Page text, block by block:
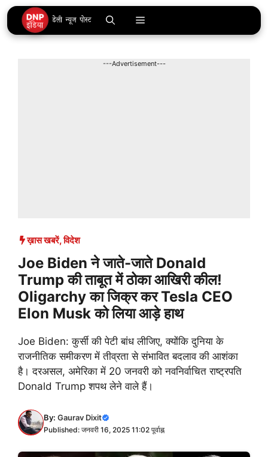
Skip
to
content
Menu
---Advertisement---
ख़ास खबरें,विदेश
Joe Biden ने जाते-जाते Donald
Trump की ताबूत में ठोका आखिरी कील!
Oligarchy का जिक्र कर Tesla CEO
Elon Musk को लिया आड़े हाथ
Joe Biden: कुर्सी की पेटी बांध लीजिए, क्योंकि दुनिया के
राजनीतिक समीकरण में तीव्रता से संभावित बदलाव की आशंका
है। दरअसल, अमेरिका में 20 जनवरी को नवनिर्वाचित राष्ट्रपति
Donald Trump शपथ लेने वाले हैं।
By: Gaurav Dixit
Published: जनवरी 16, 2025 11:02 पूर्वाह्न